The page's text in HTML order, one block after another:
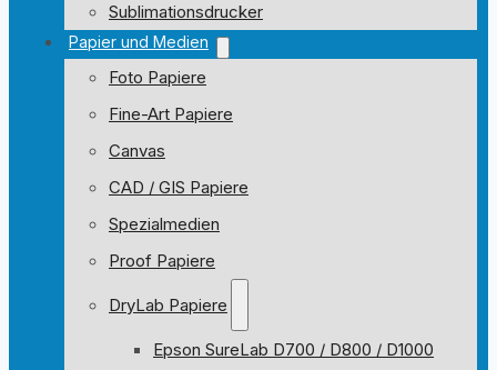
Sublimationsdrucker
Papier und Medien
Foto Papiere
Fine-Art Papiere
Canvas
CAD / GIS Papiere
Spezialmedien
Proof Papiere
DryLab Papiere
Epson SureLab D700 / D800 / D1000